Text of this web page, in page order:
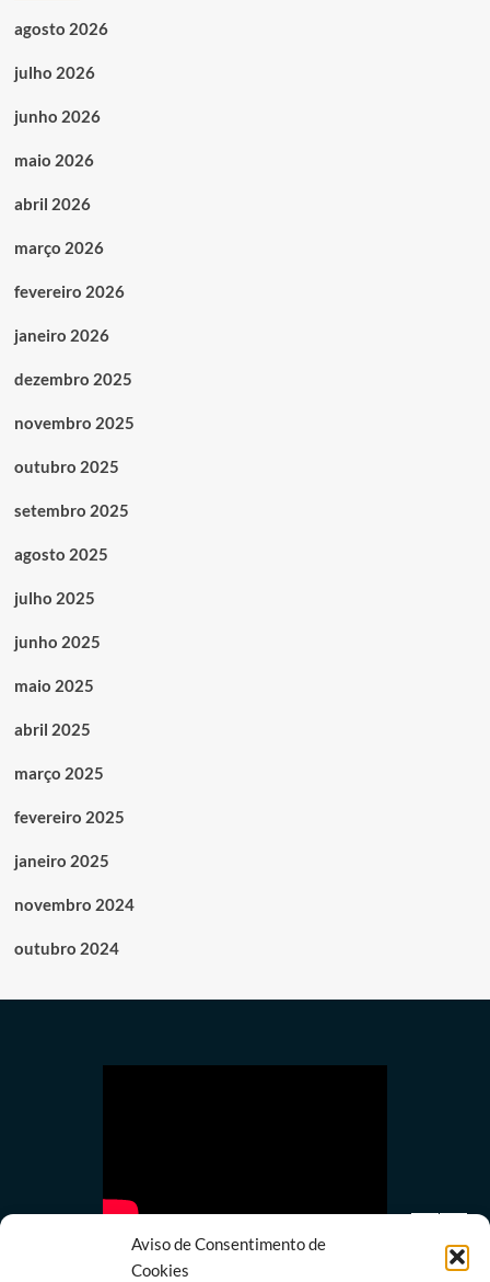
Aviso de Consentimento de
Cookies
agosto 2026
julho 2026
junho 2026
maio 2026
abril 2026
março 2026
fevereiro 2026
janeiro 2026
dezembro 2025
novembro 2025
outubro 2025
setembro 2025
agosto 2025
julho 2025
junho 2025
maio 2025
abril 2025
março 2025
fevereiro 2025
janeiro 2025
novembro 2024
outubro 2024